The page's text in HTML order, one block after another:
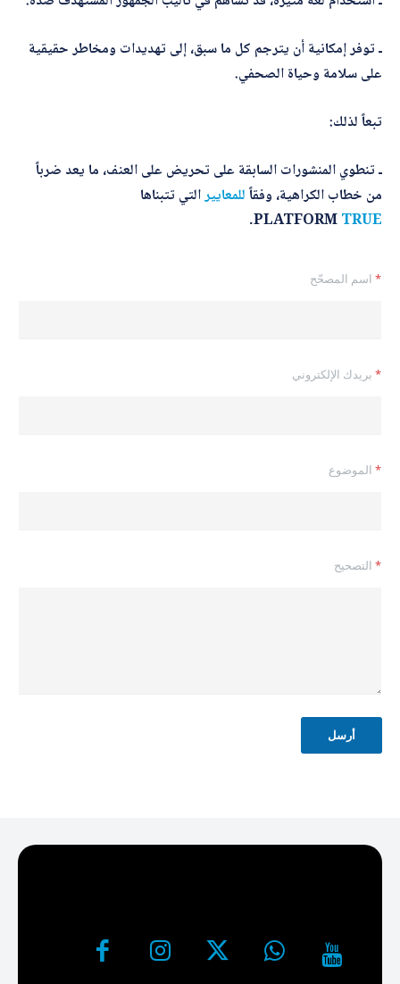
ـ توفر إمكانية أن يترجم كل ما سبق، إلى تهديدات ومخاطر حقيقية
على سلامة وحياة الصحفي.
تبعاً لذلك:
ـ تنطوي المنشورات السابقة على تحريض على العنف، ما يعد ضرباً
من خطاب الكراهية، وفقاًللمعاييرالتي تتبناها
PLATFORMTRUE
.
*
*
*
*
أرسل